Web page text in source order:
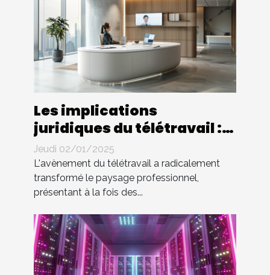
Les implications
juridiques du télétravail :
droits et devoirs des
employés
Jeudi 02/01/2025
L'avènement du télétravail a radicalement
transformé le paysage professionnel,
présentant à la fois des...